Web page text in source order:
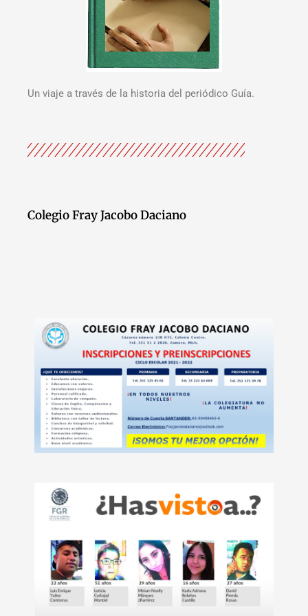
Un viaje a través de la historia del periódico Guía.
Colegio Fray Jacobo Daciano